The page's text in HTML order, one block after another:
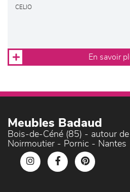
CELIO
En savoir
Meubles Badaud
Bois-de-Céné (85) - autour
Noirmoutier - Pornic - Nantes